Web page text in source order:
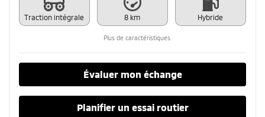
Traction intégrale 8 km Hybride
Plus de caractéristiques
Évaluer mon échange
Planifier un essai routier